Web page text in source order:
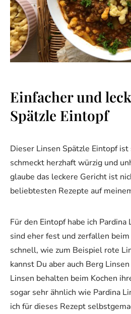
Einfacher und
Spätzle Eintopf
Dieser Linsen Spätzle Eintopf
schmeckt herzhaft würzig und
glaube das leckere Gericht ist
beliebtesten Rezepte auf
Für den Eintopf habe ich
sind eher fest und zerfallen
schnell, wie zum Beispiel rote
kannst Du aber auch Berg
Linsen behalten beim Kochen
sogar sehr ähnlich wie Pardina
ich für dieses Rezept